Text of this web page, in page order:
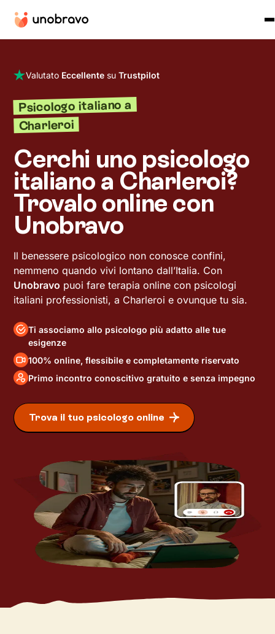
Valutato Eccellente suTrustpilot
Psicologo italiano a
Charleroi
Cerchi uno psicologo
italiano a Charleroi?
Trovalo online con
Unobravo
Il benessere psicologico non conosce confini,
nemmeno quando vivi lontano dall’Italia. Con
Unobravo puoi fare terapia online con psicologi
italiani professionisti, a Charleroi e ovunque tu sia.
Ti associamo allo psicologo più adatto alle tue
esigenze
100% online, flessibile e completamente riservato
Primo incontro conoscitivo gratuito e senza impegno
Trova il tuo psicologo online